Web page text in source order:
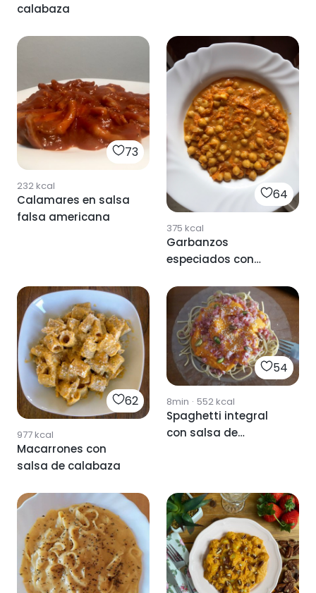
calabaza
73
232kcal
Calamares en salsa
falsa americana
64
375 kcal
Garbanzos
especiados con
62
977kcal
Macarrones con
salsa de calabaza
54
8min · 552kcal
Spaghetti integral
con salsa de